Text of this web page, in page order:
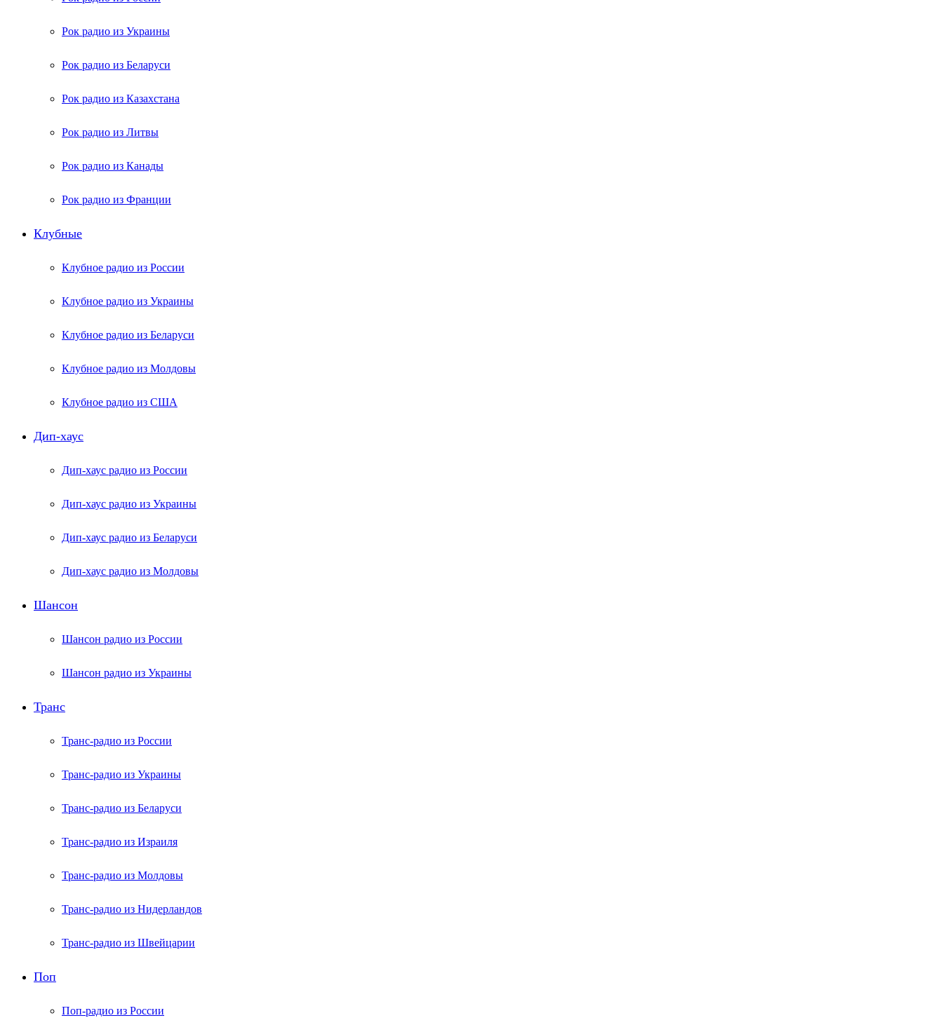
Рок радио из Украины
Рок радио из Беларуси
Рок радио из Казахстана
Рок радио из Литвы
Рок радио из Канады
Рок радио из Франции
Клубные
Клубное радио из России
Клубное радио из Украины
Клубное радио из Беларуси
Клубное радио из Молдовы
Клубное радио из США
Дип-хаус
Дип-хаус радио из России
Дип-хаус радио из Украины
Дип-хаус радио из Беларуси
Дип-хаус радио из Молдовы
Шансон
Шансон радио из России
Шансон радио из Украины
Транс
Транс-радио из России
Транс-радио из Украины
Транс-радио из Беларуси
Транс-радио из Израиля
Транс-радио из Молдовы
Транс-радио из Нидерландов
Транс-радио из Швейцарии
Поп
Поп-радио из России